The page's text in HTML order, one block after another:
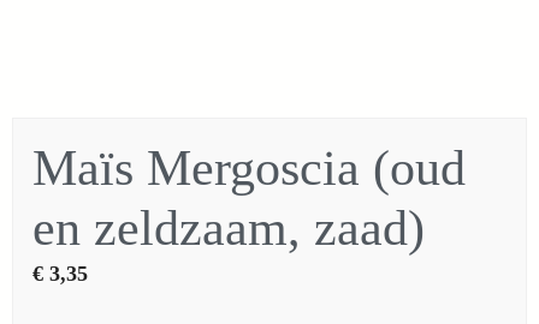
Maïs Mergoscia (oud
en zeldzaam, zaad)
€ 3,35